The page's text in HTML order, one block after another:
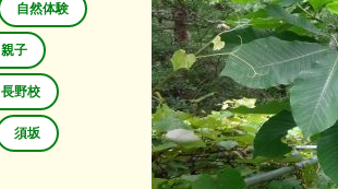
自然体験
親子
長野校
須坂